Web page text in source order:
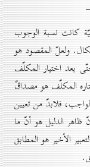
كانت نسبة الوجوب
ولعلّ المقصود هو
بعد اختيار المكلّف
المكلّف هو مصداقٌ
فلابدّ من تعيين
ظاهر الدليل هو أنّ ما
الأخير هو المطابق